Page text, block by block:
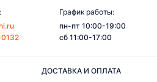
График работы:
пн-пт 10:00-19:00
сб 11:00-17:00
ДОСТАВКА И ОПЛАТА